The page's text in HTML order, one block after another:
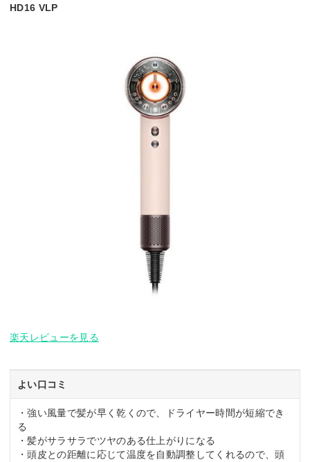
HD16 VLP
楽天レビューを見る
よい口コミ
・強い風量で髪が早く乾くので、ドライヤー時間が短縮でき
る
・髪がサラサラでツヤのある仕上がりになる
・頭皮との距離に応じて温度を自動調整してくれるので、頭